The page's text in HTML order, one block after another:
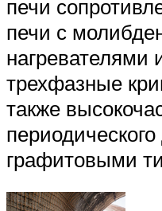
печи
печи с
нагревателями
трехфазные
также
графитовыми